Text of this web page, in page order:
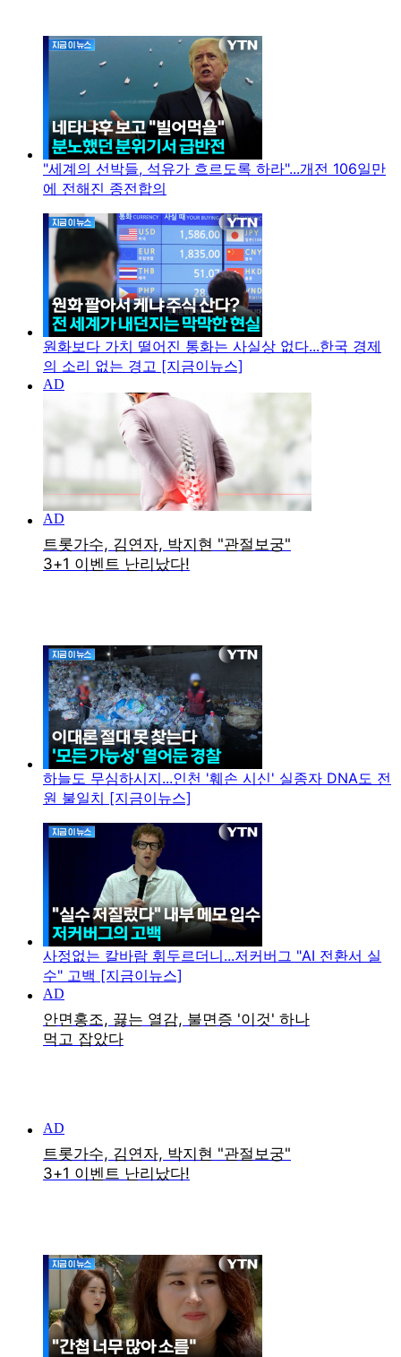
"세계의 선박들, 석유가 흐르도록 하라"...개전 106일만
에 전해진 종전합의
원화보다 가치 떨어진 통화는 사실상 없다...한국 경제
의 소리 없는 경고 [지금이뉴스]
하늘도 무심하시지...인천 '훼손 시신' 실종자 DNA도 전
원 불일치 [지금이뉴스]
사정없는 칼바람 휘두르더니...저커버그 "AI 전환서 실
수" 고백 [지금이뉴스]